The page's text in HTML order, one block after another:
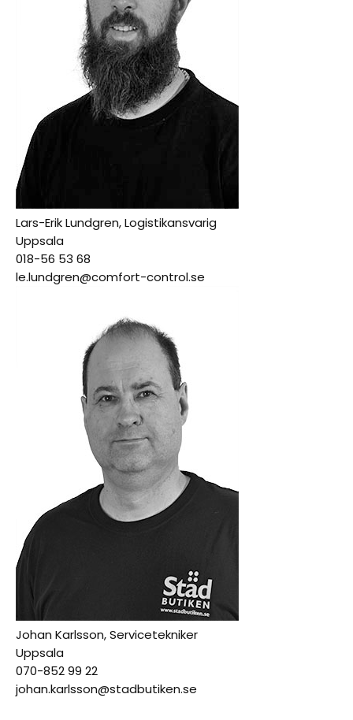
Lars-Erik Lundgren, Logistikansvarig
Uppsala
018-56 53 68
le.lundgren@comfort-control.se
Johan Karlsson, Servicetekniker
Uppsala
070-852 99 22
johan.karlsson@stadbutiken.se